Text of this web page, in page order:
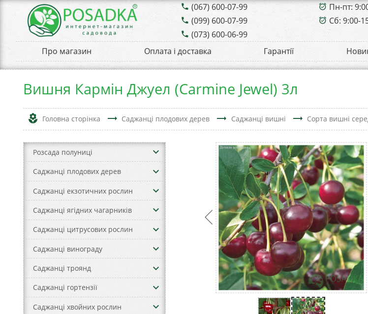
phone (067) 600-07-99
phone (099) 600-07-99
phone (073) 600-06-99
alarm_on Пн-пт:
alarm_on Сб: 9:00-
Про магазин Оплата і доставка Гарантії
Вишня Кармін Джуел (Carmine Jewel) 3л
local_florist Головна сторінка trending_flat Саджанці плодових дерев trending_flat Саджанці вишні trending_flat Сорта вишні
Розсада полуниці keyboard_arrow_down
Саджанці плодових дерев keyboard_arrow_down
Саджанці екзотичних рослин keyboard_arrow_down
Саджанці ягідних чагарників keyboard_arrow_down
Саджанці цитрусових рослин keyboard_arrow_down
Саджанці винограду keyboard_arrow_down
Саджанці троянд keyboard_arrow_down
Саджанці гортензії keyboard_arrow_down
Саджанці хвойних рослин keyboard_arrow_down